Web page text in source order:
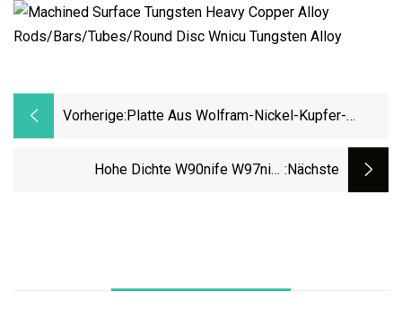
Vorherige: Platte Aus Wolfram-Nickel-Kupfer-
Hohe Dichte W90nife W97nife :nächste